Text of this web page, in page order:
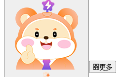
更多